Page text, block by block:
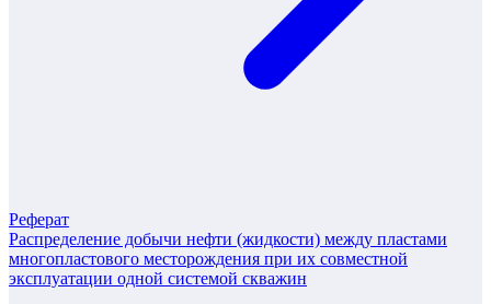
Реферат
Распределение добычи нефти (жидкости) между пластами
многопластового месторождения при их совместной
эксплуатации одной системой скважин